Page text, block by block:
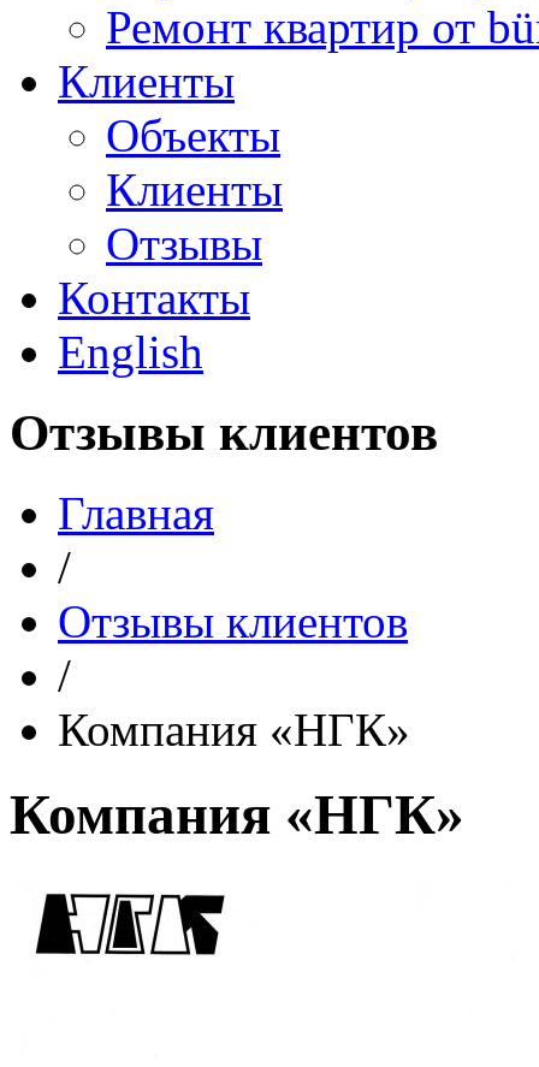
Ремонт квартир от
Клиенты
Объекты
Клиенты
Отзывы
Контакты
English
Отзывы клиентов
Главная
/
Отзывы клиентов
/
Компания «НГК»
Компания «НГК»